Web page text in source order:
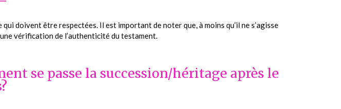
doivent être respectées. Il est important de noter que, à moins qu’il ne s’agisse
vérification de l’authenticité du testament.
se passe la succession/héritage après le